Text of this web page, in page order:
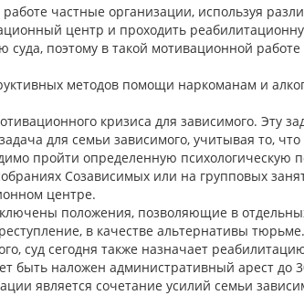
частные организации, используя
центр и проходить
поэтому в такой мотивационной
методов помощи наркоманам и
кризиса для зависимого. Эту
для семьи зависимого, учитывая то,
пройти определенную
Созависимых или на групповых
центре.
положения, позволяющие в
в качестве альтернативы
суд сегодня также назначает
быть наложен административный арест до
является сочетание усилий семьи